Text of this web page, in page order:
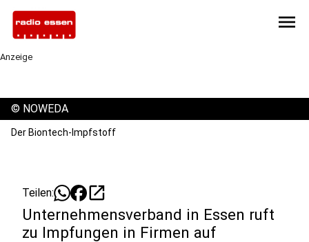
menu
Anzeige
© NOWEDA
Der Biontech-Impfstoff
Teilen: open_in_new
Unternehmensverband in Essen ruft
zu Impfungen in Firmen auf